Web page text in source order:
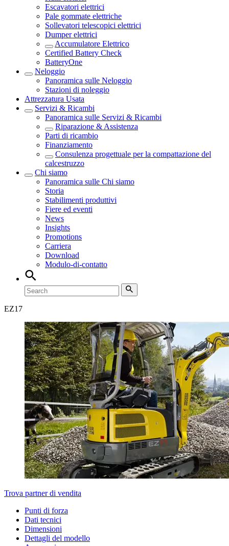
Escavatori elettrici
Pale gommate elettriche
Sollevatori telescopici elettrici
Dumper elettrici
Accumulatore Elettrico
Certified Battery Check
BatteryOne
Neloggio
Panoramica sulle Neloggio
Stazioni di noleggio
Attrezzatura Usata
Servizi & Ricambi
Panoramica sulle Servizi & Ricambi
Riparazione & Assistenza
Parti di ricambio
Finanziamento
Consulenza progettuale per la compattazione del
calcestruzzo
Chi siamo
Panoramica sulle Chi siamo
Storia
Stabilimenti produttivi
Fiere ed eventi
News
Insights
Promotions
Carriera
Download
Modulo-di-contatto
EZ17
Trova partner di vendita
Punti di forza
Dati tecnici
Dimensioni
Dettagli del modello